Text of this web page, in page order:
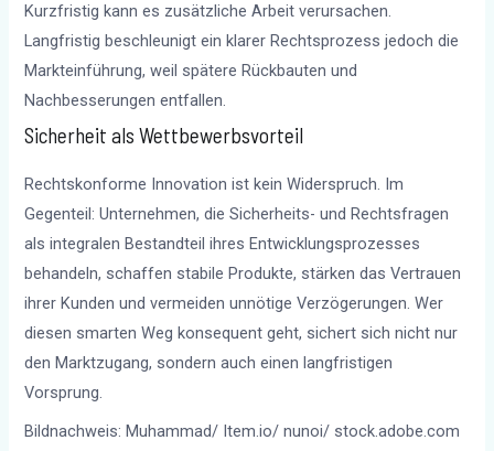
Kurzfristig kann es zusätzliche Arbeit verursachen.
Langfristig beschleunigt ein klarer Rechtsprozess jedoch die
Markteinführung, weil spätere Rückbauten und
Nachbesserungen entfallen.
Sicherheit als Wettbewerbsvorteil
Rechtskonforme Innovation ist kein Widerspruch. Im
Gegenteil: Unternehmen, die Sicherheits- und Rechtsfragen
als integralen Bestandteil ihres Entwicklungsprozesses
behandeln, schaffen stabile Produkte, stärken das Vertrauen
ihrer Kunden und vermeiden unnötige Verzögerungen. Wer
diesen smarten Weg konsequent geht, sichert sich nicht nur
den Marktzugang, sondern auch einen langfristigen
Vorsprung.
Bildnachweis: Muhammad/ Item.io/ nunoi/ stock.adobe.com